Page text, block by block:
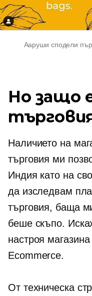
Ааруши сподели
Но защо
Наличието на
търговия ми
Индия като на
да изследвам
търговия, баща
беше скъпо.
настроя
Ecommerce.
От техническа